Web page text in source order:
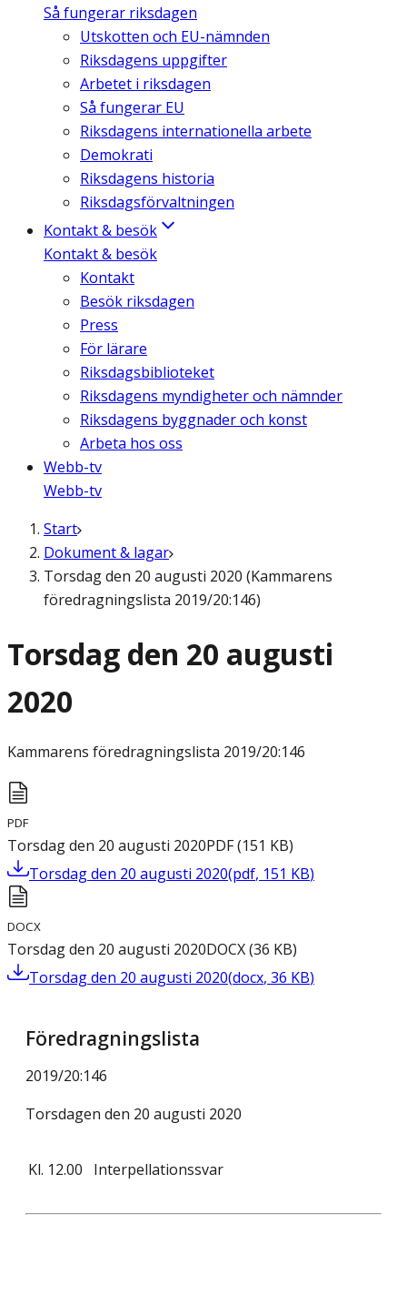
Så fungerar riksdagen
Utskotten och EU-nämnden
Riksdagens uppgifter
Arbetet i riksdagen
Så fungerar EU
Riksdagens internationella arbete
Demokrati
Riksdagens historia
Riksdagsförvaltningen
Kontakt & besök
Kontakt & besök
Kontakt
Besök riksdagen
Press
För lärare
Riksdagsbiblioteket
Riksdagens myndigheter och nämnder
Riksdagens byggnader och konst
Arbeta hos oss
Webb-tv
Webb-tv
Start
Dokument & lagar
Torsdag den 20 augusti 2020 (Kammarens
föredragningslista 2019/20:146)
Torsdag den 20 augusti
2020
Kammarens föredragningslista 2019/20:146
PDF
Torsdag den 20 augusti 2020PDF(151 KB)
Torsdag den 20 augusti 2020(pdf, 151 KB)
DOCX
Torsdag den 20 augusti 2020DOCX(36 KB)
Torsdag den 20 augusti 2020(docx, 36 KB)
Föredragningslista
2019/20:146
Torsdagen den 20 augusti 2020
Kl. 12.00 Interpellationssvar